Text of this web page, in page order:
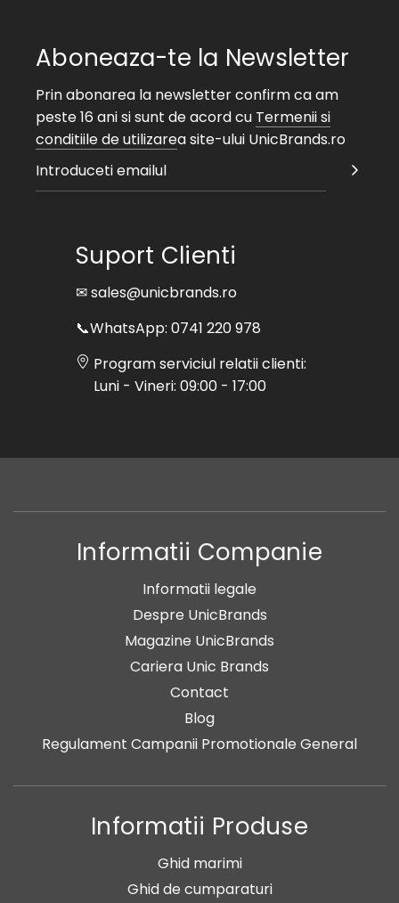
Aboneaza-te la Newsletter
Prin abonarea la newsletter confirm ca am
peste 16 ani si sunt de acord cu Termenii si
conditiile de utilizarea site-ului UnicBrands.ro
Suport Clienti
✉ sales@unicbrands.ro
📞WhatsApp: 0741 220 978
Program serviciul relatii clienti:
Luni - Vineri: 09:00 - 17:00
Informatii Companie
Informatii legale
Despre UnicBrands
Magazine UnicBrands
Cariera Unic Brands
Contact
Blog
Regulament Campanii Promotionale General
Informatii Produse
Ghid marimi
Ghid de cumparaturi